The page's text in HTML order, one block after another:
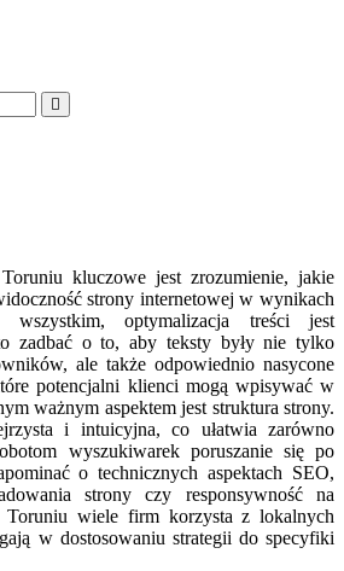
kluczowe jest zrozumienie, jakie
strony internetowej w wynikach
wszystkim, optymalizacja treści jest
zadbać o to, aby teksty były nie tylko
ale także odpowiednio nasycone
potencjalni klienci mogą wpisywać w
ważnym aspektem jest struktura strony.
i intuicyjna, co ułatwia zarówno
wyszukiwarek poruszanie się po
o technicznych aspektach SEO,
strony czy responsywność na
Toruniu wiele firm korzysta z lokalnych
w dostosowaniu strategii do specyfiki